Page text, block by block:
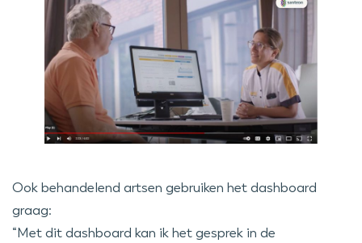
Ook behandelend artsen gebruiken het dashboard
graag:
“Met dit dashboard kan ik het gesprek in de